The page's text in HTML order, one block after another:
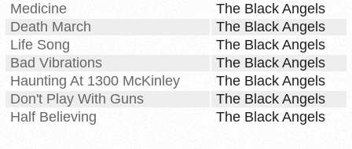
Medicine
The Black Angels
Death March
The Black Angels
Life Song
The Black Angels
Bad Vibrations
The Black Angels
Haunting At 1300 McKinley
The Black Angels
Don't Play With Guns
The Black Angels
Half Believing
The Black Angels